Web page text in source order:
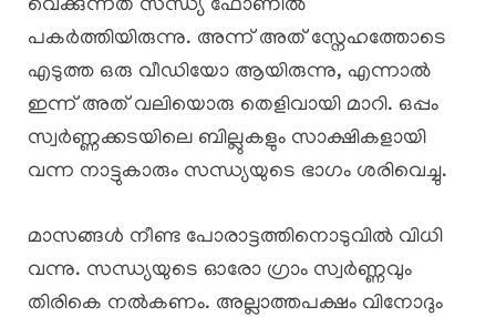
വെക്കുന്നത് സന്ധ്യ ഫോണിൽ
പകർത്തിയിരുന്നു. അന്ന് അത് സ്നേഹത്തോടെ
എടുത്ത ഒരു വീഡിയോ ആയിരുന്നു, എന്നാൽ
ഇന്ന് അത് വലിയൊരു തെളിവായി മാറി. ഒപ്പം
സ്വർണ്ണക്കടയിലെ ബില്ലുകളും സാക്ഷികളായി
വന്ന നാട്ടുകാരും സന്ധ്യയുടെ ഭാഗം ശരിവെച്ചു.
മാസങ്ങൾ നീണ്ട പോരാട്ടത്തിനൊടുവിൽ വിധി
വന്നു. സന്ധ്യയുടെ ഓരോ ഗ്രാം സ്വർണ്ണവും
തിരികെ നൽകണം. അല്ലാത്തപക്ഷം വിനോദും